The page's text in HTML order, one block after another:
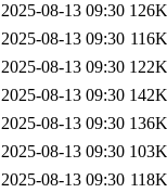
2025-08-13 09:30 126K
2025-08-13 09:30 116K
2025-08-13 09:30 122K
2025-08-13 09:30 142K
2025-08-13 09:30 136K
2025-08-13 09:30 103K
2025-08-13 09:30 118K